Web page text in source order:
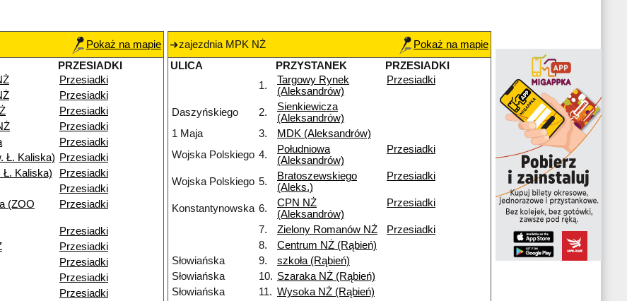
Pokaż na mapie
PRZESIADKI
Przesiadki
Przesiadki
Przesiadki
Przesiadki
Przesiadki
Ł. Kaliska) Przesiadki
Ł. Kaliska)
Przesiadki
Przesiadki
(ZOO
Przesiadki
Przesiadki
Przesiadki
Przesiadki
Przesiadki
Przesiadki
zajezdnia MPK NŻ
Pokaż na mapie
ULICA
PRZYSTANEK
PRZESIADKI
1.
Targowy Rynek
(Aleksandrów)
Przesiadki
Daszyńskiego 2.
Sienkiewicza
(Aleksandrów)
1 Maja
3.
MDK (Aleksandrów)
Wojska Polskiego 4.
Południowa
(Aleksandrów)
Przesiadki
Wojska Polskiego 5.
Bratoszewskiego
(Aleks.)
Przesiadki
Konstantynowska 6.
CPN NŻ
(Aleksandrów)
Przesiadki
7. Zielony Romanów NŻ
Przesiadki
8.
Centrum NŻ (Rąbień)
Słowiańska
9.
szkoła (Rąbień)
Słowiańska
10. Szaraka NŻ (Rąbień)
Słowiańska
11. Wysoka NŻ (Rąbień)